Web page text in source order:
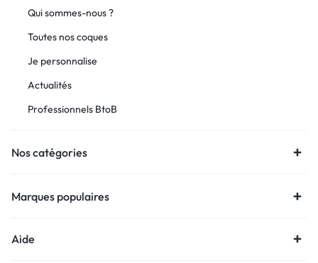
Qui sommes-nous ?
Toutes nos coques
Je personnalise
Actualités
Professionnels BtoB
Nos catégories
Marques populaires
Aide